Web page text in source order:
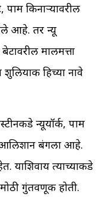
किनाऱ्यावरील
आहे. तर न्यू
मालमत्ता
हिच्या नावे
न्यूयॉर्क, पाम
आलिशान बंगला आहे.
याशिवाय त्याच्याकडे
गुंतवणूक होती.